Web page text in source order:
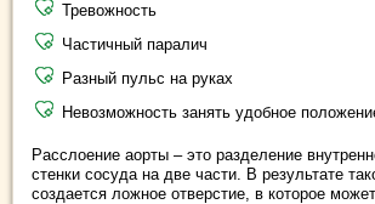
Тревожность
Частичный паралич
Разный пульс на руках
Невозможность занять удобное
Расслоение аорты – это разделение
стенки сосуда на две части. В результате
создается ложное отверстие, в которое